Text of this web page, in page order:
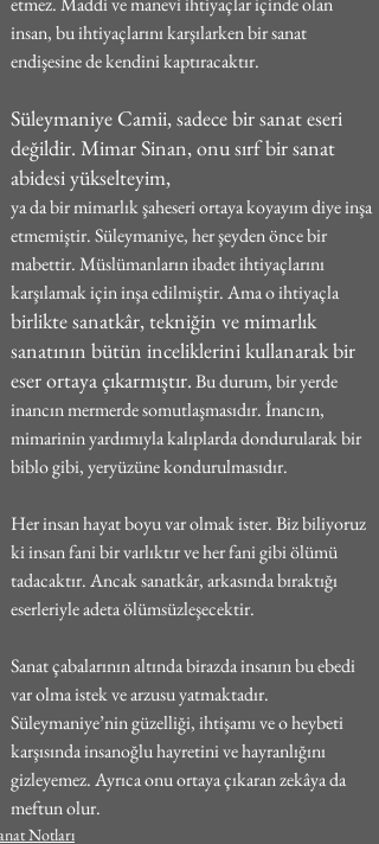
insan, bu ihtiyaçlarını karşılarken bir sanat
endişesine de kendini kaptıracaktır.
Süleymaniye Camii, sadece bir sanat eseri
değildir. Mimar Sinan, onu sırf bir sanat
abidesi yükselteyim,
ya da bir mimarlık şaheseri ortaya koyayım diye inşa
etmemiştir. Süleymaniye, her şeyden önce bir
mabettir. Müslümanların ibadet ihtiyaçlarını
karşılamak için inşa edilmiştir. Ama o ihtiyaçla
birlikte sanatkâr, tekniğin ve mimarlık
sanatının bütün inceliklerini kullanarak bir
eser ortaya çıkarmıştır. Bu durum, bir yerde
inancın mermerde somutlaşmasıdır. İnancın,
mimarinin yardımıyla kalıplarda dondurularak bir
biblo gibi, yeryüzüne kondurulmasıdır.
Her insan hayat boyu var olmak ister. Biz biliyoruz
ki insan fani bir varlıktır ve her fani gibi ölümü
tadacaktır. Ancak sanatkâr, arkasında bıraktığı
eserleriyle adeta ölümsüzleşecektir.
Sanat çabalarının altında birazda insanın bu ebedi
var olma istek ve arzusu yatmaktadır.
Süleymaniye’nin güzelliği, ihtişamı ve o heybeti
karşısında insanoğlu hayretini ve hayranlığını
gizleyemez. Ayrıca onu ortaya çıkaran zekâya da
meftun olur.
Notları